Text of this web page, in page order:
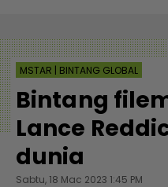
MSTAR | BINTANG GLOBAL
Bintang
Lance
dunia
Sabtu, 18 Mac 2023 1:45 PM